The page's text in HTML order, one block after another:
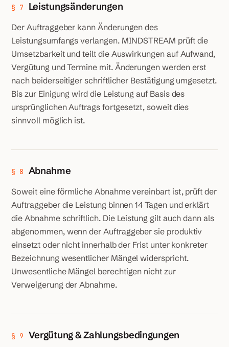
§ 7 Leistungsänderungen
Der Auftraggeber kann Änderungen des
Leistungsumfangs verlangen. MINDSTREAM prüft die
Umsetzbarkeit und teilt die Auswirkungen auf Aufwand,
Vergütung und Termine mit. Änderungen werden erst
nach beiderseitiger schriftlicher Bestätigung umgesetzt.
Bis zur Einigung wird die Leistung auf Basis des
ursprünglichen Auftrags fortgesetzt, soweit dies
sinnvoll möglich ist.
§ 8 Abnahme
Soweit eine förmliche Abnahme vereinbart ist, prüft der
Auftraggeber die Leistung binnen 14 Tagen und erklärt
die Abnahme schriftlich. Die Leistung gilt auch dann als
abgenommen, wenn der Auftraggeber sie produktiv
einsetzt oder nicht innerhalb der Frist unter konkreter
Bezeichnung wesentlicher Mängel widerspricht.
Unwesentliche Mängel berechtigen nicht zur
Verweigerung der Abnahme.
§ 9 Vergütung & Zahlungsbedingungen